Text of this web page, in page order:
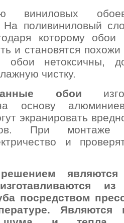
виниловых
На поливиниловый
которому обои
и становятся
обои нетоксичны,
чистку.
обои
основу
экранировать
При монтаже
и
из
посредством
Являются